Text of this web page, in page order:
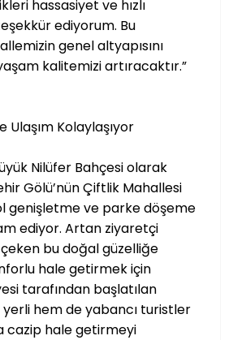
hassasiyet ve hızlı
ediyorum. Bu
genel altyapısını
kalitemizi artıracaktır.”
Ulaşım Kolaylaşıyor
Nilüfer Bahçesi olarak
Gölü’nün Çiftlik Mahallesi
genişletme ve parke döşeme
ediyor. Artan ziyaretçi
bu doğal güzelliğe
hale getirmek için
tarafından başlatılan
yerli hem de yabancı turistler
cazip hale getirmeyi